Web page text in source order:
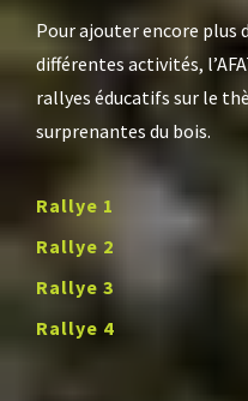
Pour ajouter encore plus
différentes activités,
rallyes éducatifs sur le
surprenantes du bois.
Rallye 1
Rallye 2
Rallye 3
Rallye 4